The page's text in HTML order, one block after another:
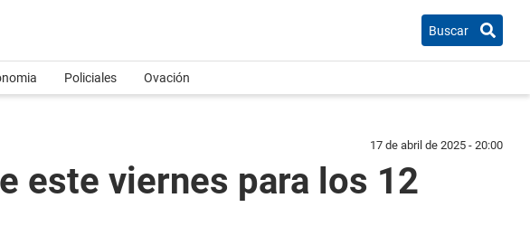
Buscar
Policiales Ovación
17 de abril de 2025 - 20:00
este viernes para los 12